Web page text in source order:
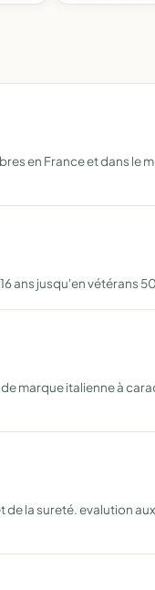
en France et dans le
ans jusqu'en vétérans
marque italienne à
la sureté. evalution